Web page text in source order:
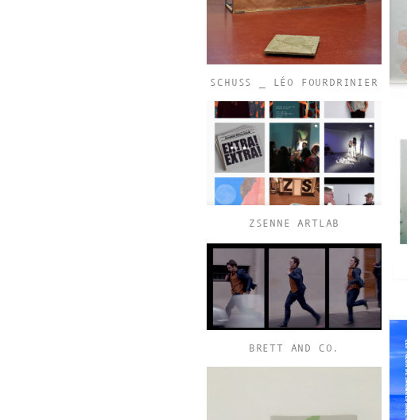
SCHUSS _ LÉO FOURDRINIER
ZSENNE ARTLAB
BRETT AND CO.